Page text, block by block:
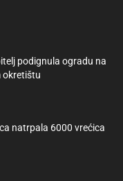
podignula ogradu na
okretištu
natrpala 6000 vrećica